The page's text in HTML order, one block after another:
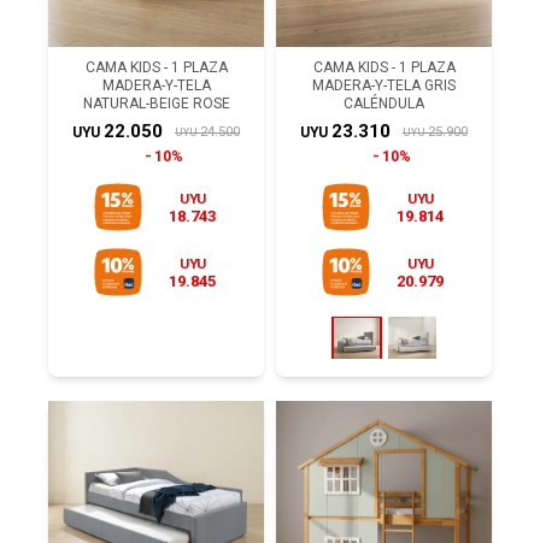
CAMA KIDS - 1 PLAZA
MADERA-Y-TELA
NATURAL-BEIGE ROSE
UYU 22.050 UYU 24.500
10%
UYU
18.743
UYU
19.845
CAMA KIDS - 1 PLAZA
MADERA-Y-TELA GRIS
CALÉNDULA
UYU 23.310 UYU 25.900
10%
UYU
19.814
UYU
20.979